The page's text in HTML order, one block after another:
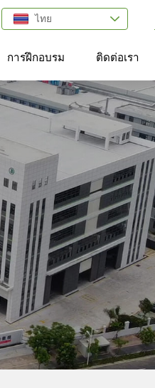
ไทย
การฝึกอบรม ติดต่อเรา